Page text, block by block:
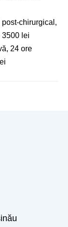
chirurgical,
3500 lei
24 ore